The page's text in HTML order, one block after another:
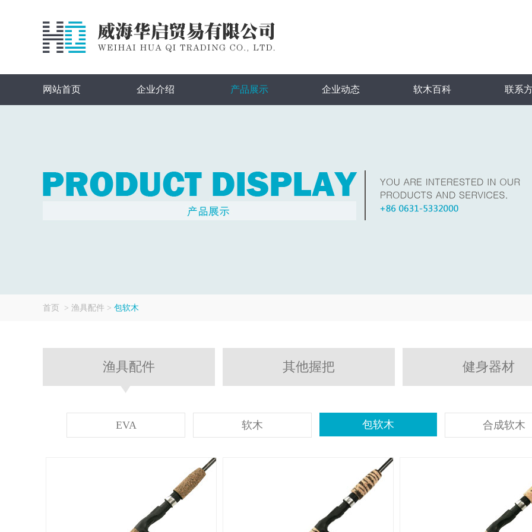
网站首页 企业介绍 产品展示 企业动态 软木百科 联系
首页 > 渔具配件 > 包软木
渔具配件 其他握把 健身器材
EVA 软木 包软木 合成软木